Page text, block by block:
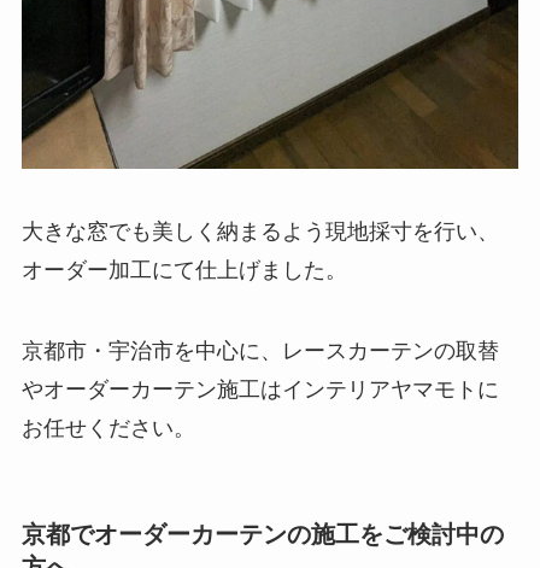
大きな窓でも美しく納まるよう現地採寸を行い、
オーダー加工にて仕上げました。
京都市・宇治市を中心に、レースカーテンの取替
やオーダーカーテン施工はインテリアヤマモトに
お任せください。
京都でオーダーカーテンの施工をご検討中の